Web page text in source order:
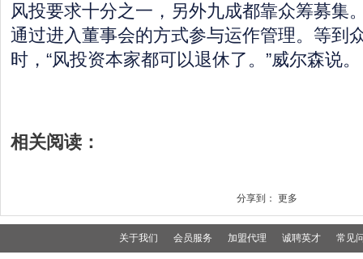
风投要求十分之一，另外九成都靠众筹募集
通过进入董事会的方式参与运作管理。等到
时，“风投资本家都可以退休了。”威尔森说。
相关阅读：
分享到： 更多
关于我们 会员服务 加盟代理 诚聘英才 常见